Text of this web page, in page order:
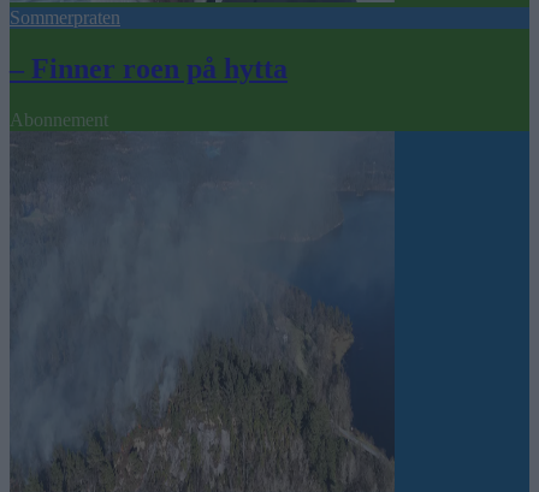
Sommerpraten
– Finner roen på hytta
Abonnement